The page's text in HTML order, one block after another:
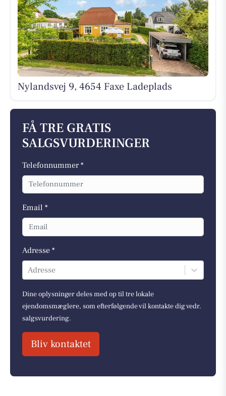
Nylandsvej 9, 4654 Faxe Ladeplads
FÅ TRE GRATIS
SALGSVURDERINGER
Telefonnummer *
Email *
Adresse *
Adresse
Dine oplysninger deles med op til tre lokale
ejendomsmæglere, som efterfølgende vil kontakte dig vedr.
salgsvurdering.
Bliv kontaktet